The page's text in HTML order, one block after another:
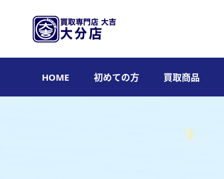
HOME 初めての方 買取商品